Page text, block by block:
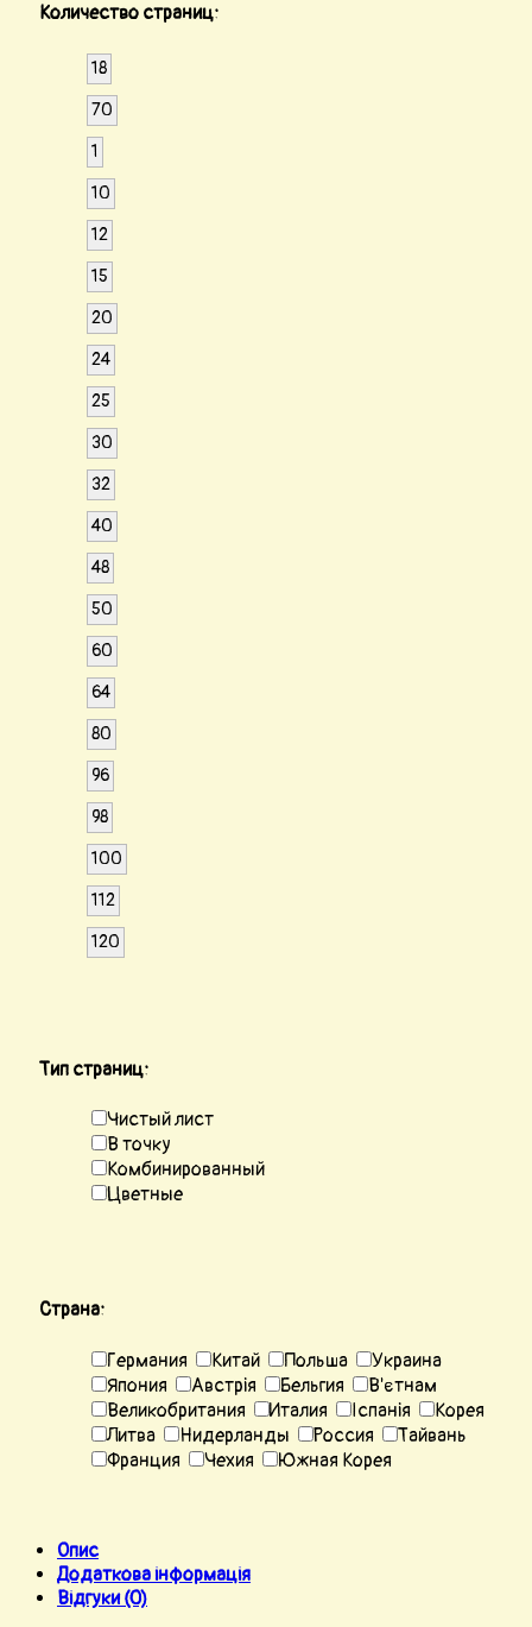
Количество страниц:
18
70
1
10
12
15
20
24
25
30
32
40
48
50
60
64
80
96
98
100
112
120
Тип страниц:
Чистый лист
В точку
Комбинированный
Цветные
Страна:
Германия Китай Польша
Украина
Япония
Австрія Бельгия
В'єтнам
Великобритания
Италия Іспанія
Корея
Литва
Нидерланды Россия
Тайвань
Франция
Чехия Южная Корея
Опис
Додаткова інформація
Відгуки (0)